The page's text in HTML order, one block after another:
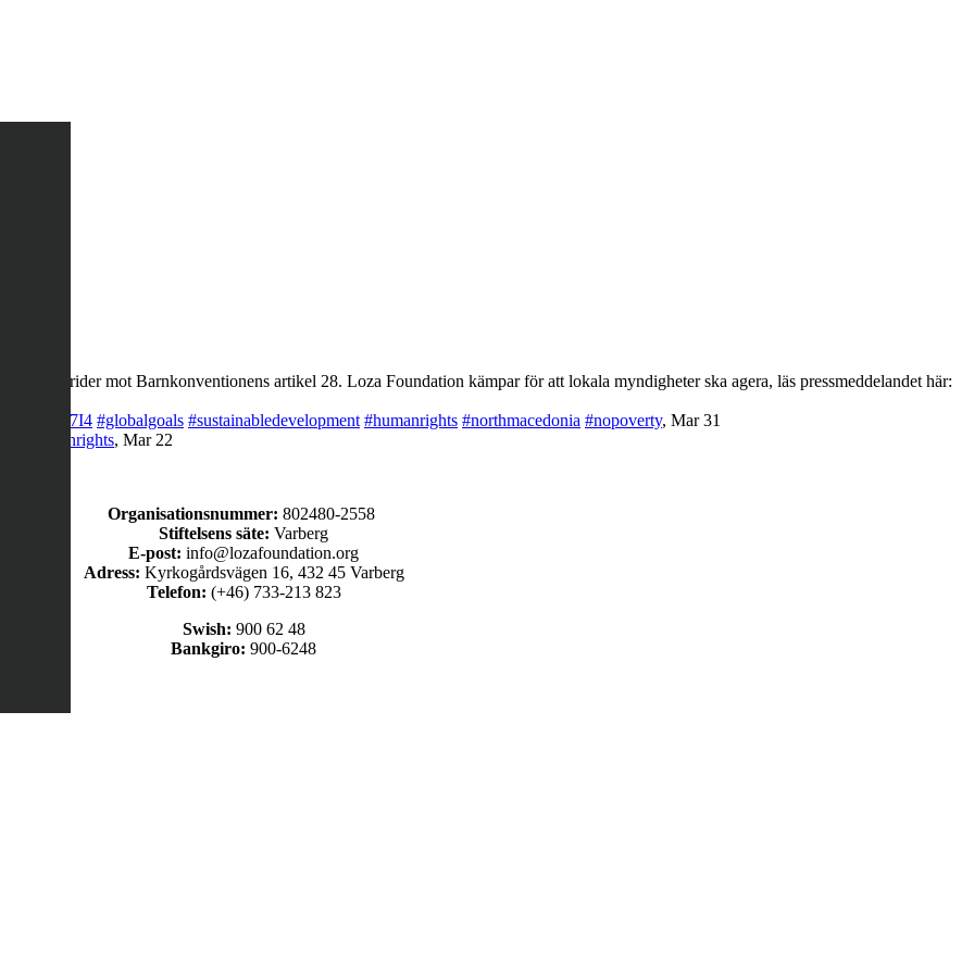
det strider mot Barnkonventionens artikel 28. Loza Foundation kämpar för att lokala myndigheter ska agera, läs pressmeddelandet här:
#globalgoals #sustainabledevelopment #humanrights #northmacedonia #nopoverty, Mar 31
#humanrights, Mar 22
Organisationsnummer: 802480-2558
Stiftelsens säte: Varberg
E-post: info@lozafoundation.org
Adress: Kyrkogårdsvägen 16, 432 45 Varberg
Telefon: (+46) 733-213 823
Swish: 900 62 48
Bankgiro: 900-6248